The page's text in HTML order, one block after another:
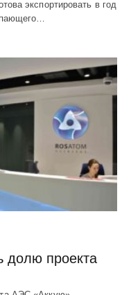
экспортировать в год
долю проекта